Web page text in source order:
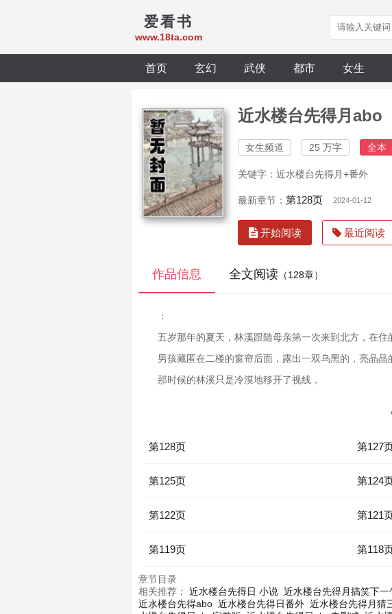
爱看书
www.18ta.com
首页 玄幻 武侠 都市 女生
近水楼台先得月abo
女生频道 25 万字 全本
关键字：近水楼台先得月+番外
最新章节： 第128页 2024-01-12
开始阅读 最近阅读
作品信息 全文阅读 （128章）
：
五岁那年的夏天，林溪跟随母亲第一次来到北方，在住
男孩藏匿在二楼的窗帘后面，露出一双乌黑的，亮晶晶
那时候的林溪只是冷漠地移开了视线，
第128页 第127
第125页 第124
第122页 第121
第119页 第118
章节目录
相关推荐： 近水楼台先得日 小说 近水楼台先得月搞笑下一
近水楼台先得abo 近水楼台先得日番外 近水楼台先得月猜